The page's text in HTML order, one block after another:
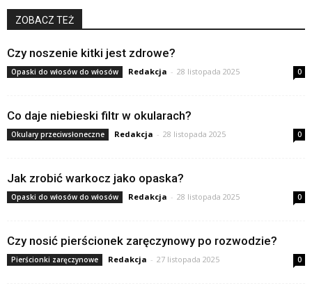
ZOBACZ TEŻ
Czy noszenie kitki jest zdrowe?
Opaski do włosów do włosów Redakcja - 28 listopada 2025 0
Co daje niebieski filtr w okularach?
Okulary przeciwsłoneczne Redakcja - 28 listopada 2025 0
Jak zrobić warkocz jako opaska?
Opaski do włosów do włosów Redakcja - 28 listopada 2025 0
Czy nosić pierścionek zaręczynowy po rozwodzie?
Pierścionki zaręczynowe Redakcja - 27 listopada 2025 0